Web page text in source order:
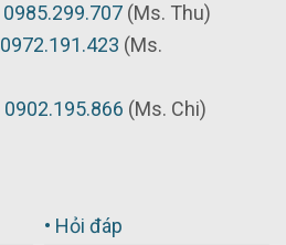
0985.299.707 (Ms. Thu)
0972.191.423 (Ms.
0902.195.866 (Ms. Chi)
• Hỏi đáp